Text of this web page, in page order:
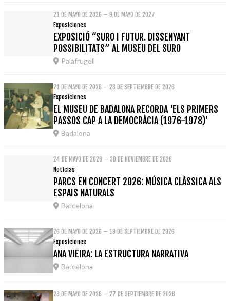
21 DE MAYO DE 2026 – 9 DE MAYO DE 2027
Exposiciones
EXPOSICIÓ “SURO I FUTUR. DISSENYANT
POSSIBILITATS” AL MUSEU DEL SURO
Palafrugell
21 DE MAYO DE 2026 – 26 DE SEPTIEMBRE DE 2026
Exposiciones
EL MUSEU DE BADALONA RECORDA 'ELS PRIMERS
PASSOS CAP A LA DEMOCRÀCIA (1976-1978)'
Badalona
24 DE MAYO DE 2026 – 30 DE NOVIEMBRE DE 2026
Noticias
PARCS EN CONCERT 2026: MÚSICA CLÀSSICA ALS
ESPAIS NATURALS
Barcelona
26 DE MAYO DE 2026 – 19 DE SEPTIEMBRE DE 2026
Exposiciones
ANA VIEIRA: LA ESTRUCTURA NARRATIVA
Barcelona
28 DE MAYO DE 2026 – 27 DE SEPTIEMBRE DE 2026